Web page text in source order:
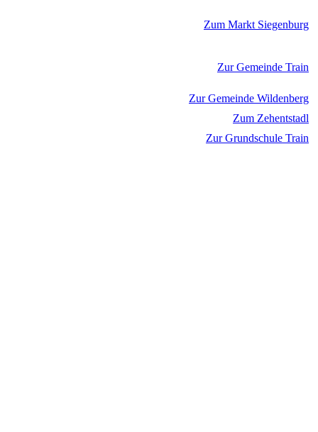
Zum Markt Siegenburg
Zur Gemeinde Train
Zur Gemeinde Wildenberg
Zum Zehentstadl
Zur Grundschule Train